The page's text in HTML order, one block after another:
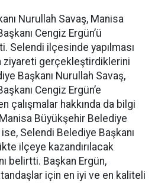
Nurullah Savaş, Manisa
Cengiz Ergün’ü
Selendi ilçesinde yapılması
ziyareti gerçekleştirdiklerini
Başkanı Nurullah Savaş,
Cengiz Ergün’e
çalışmalar hakkında da bilgi
Büyükşehir Belediye
Selendi Belediye Başkanı
ilçeye kazandırılacak
belirtti. Başkan Ergün,
için en iyi ve en kaliteli